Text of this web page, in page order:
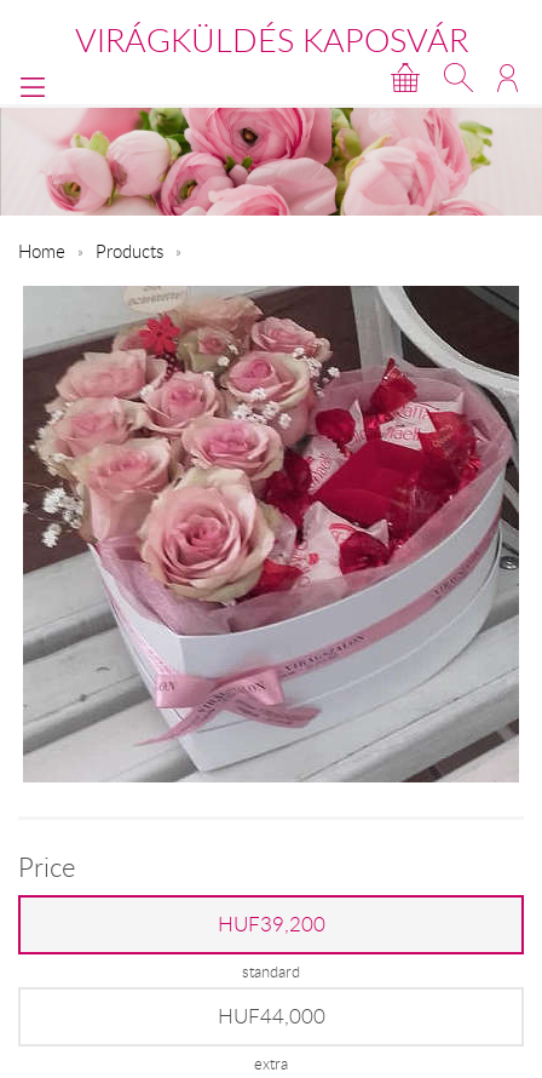
VIRÁGKÜLDÉS KAPOSVÁR
Home Products
Price
HUF39,200
standard
HUF44,000
extra